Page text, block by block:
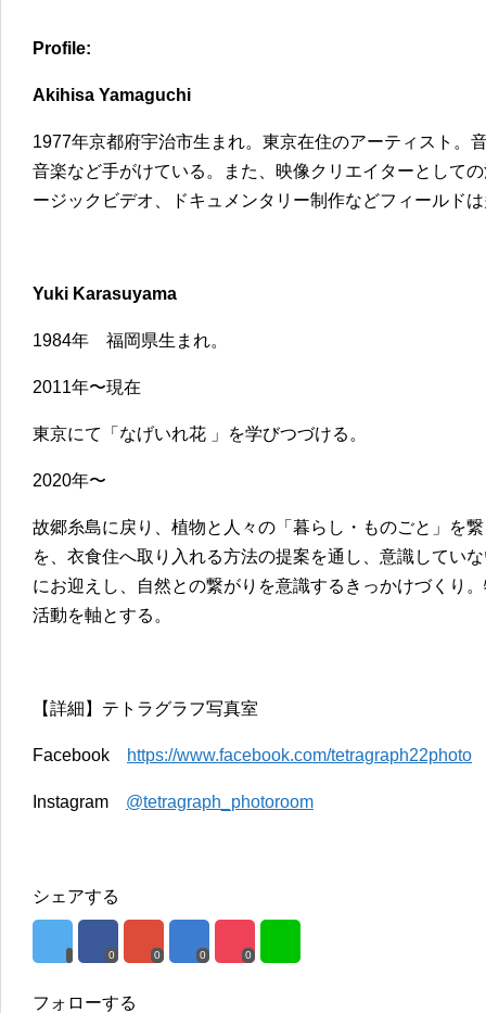
Profile:
Akihisa Yamaguchi
1977年京都府宇治市生まれ。東京在住のアーティスト。
音楽など手がけている。また、映像クリエイターとして
ージックビデオ、ドキュメンタリー制作などフィールド
Yuki Karasuyama
1984年 福岡県生まれ。
2011年〜現在
東京にて「なげいれ花 」を学びつづける。
2020年〜
故郷糸島に戻り、植物と人々の「暮らし・ものごと」を
を、衣食住へ取り入れる方法の提案を通し、意識してい
にお迎えし、自然との繋がりを意識するきっかけづくり
活動を軸とする。
【詳細】テトラグラフ写真室
Facebook https://www.facebook.com/tetragraph22photo
Instagram @tetragraph_photoroom
シェアする
0 0 0 0
フォローする